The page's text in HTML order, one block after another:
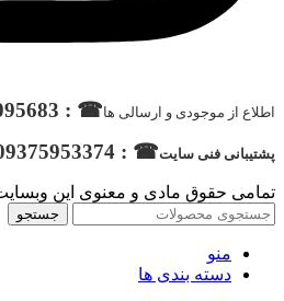
اطلاع از موجودی و ارسالی ها☎ : 09155095683
پشتیبانی فنی سایت☎ : 09375953374
تمامی حقوق مادی و معنوی این
جستجو
منو
دسته بندی ها